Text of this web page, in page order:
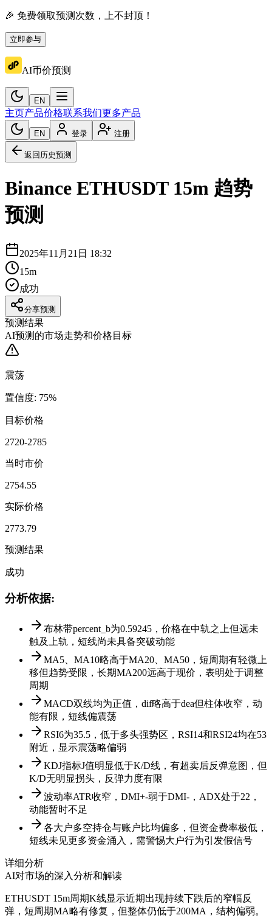
🎉 免费领取预测次数，上不封顶！
立即参与
AI币价预测
EN
主页产品价格联系我们更多产品
EN 登录 注册
返回历史预测
Binance ETHUSDT 15m 趋势
预测
2025年11月21日 18:32
15m
成功
分享预测
预测结果
AI预测的市场走势和价格目标
震荡
置信度: 75%
目标价格
2720-2785
当时市价
2754.55
实际价格
2773.79
预测结果
成功
分析依据:
布林带percent_b为0.59245，价格在中轨之上但远未
触及上轨，短线尚未具备突破动能
MA5、MA10略高于MA20、MA50，短周期有轻微上
移但趋势受限，长期MA200远高于现价，表明处于调整
周期
MACD双线均为正值，dif略高于dea但柱体收窄，动
能有限，短线偏震荡
RSI6为35.5，低于多头强势区，RSI14和RSI24均在53
附近，显示震荡略偏弱
KDJ指标J值明显低于K/D线，有超卖后反弹意图，但
K/D无明显拐头，反弹力度有限
波动率ATR收窄，DMI+-弱于DMI-，ADX处于22，
动能暂时不足
各大户多空持仓与账户比均偏多，但资金费率极低，
短线未见更多资金涌入，需警惕大户行为引发假信号
详细分析
AI对市场的深入分析和解读
ETHUSDT 15m周期K线显示近期出现持续下跌后的窄幅反
弹，短周期MA略有修复，但整体仍低于200MA，结构偏弱。